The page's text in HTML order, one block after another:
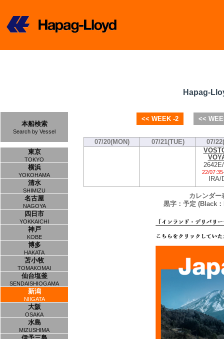
本船検索
Search by Vessel
東京
TOKYO
横浜
YOKOHAMA
清水
SHIMIZU
名古屋
NAGOYA
四日市
YOKKAICHI
神戸
KOBE
博多
HAKATA
苫小牧
TOMAKOMAI
仙台塩釜
SENDAISHIOGAMA
新潟
NIIGATA
大阪
OSAKA
水島
MIZUSHIMA
Hapag-
<< WEEK -2 <<
07/20(MON) 07/21(TUE)
07/
22/07:35
カレンダー
黒字：予定 (Black